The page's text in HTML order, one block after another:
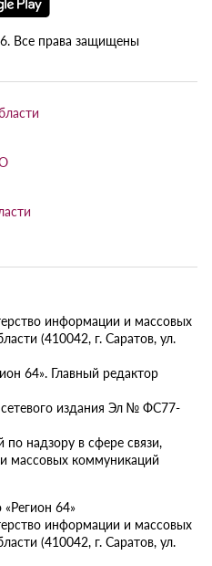
Все права защищены
информации и массовых
(410042, г. Саратов, ул.
64». Главный редактор
издания Эл № ФС77-
надзору в сфере связи,
массовых коммуникаций
64»
информации и массовых
(410042, г. Саратов, ул.